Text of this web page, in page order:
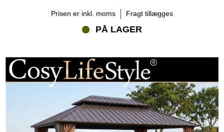
Prisen er inkl. moms Fragt tillægges
PÅ LAGER